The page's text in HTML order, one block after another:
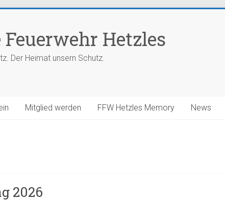
Hetzles
Der Heimat unsern Schutz.
Mitglied werden FFW Hetzles Memory News
2026